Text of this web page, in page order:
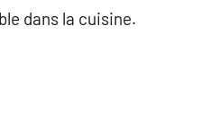
dans la cuisine.